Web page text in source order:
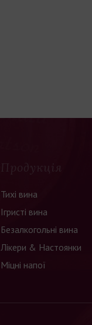
Продукція
Тихі вина
Ігристі вина
Безалкогольні вина
Лікери & Настоянки
Міцні напої